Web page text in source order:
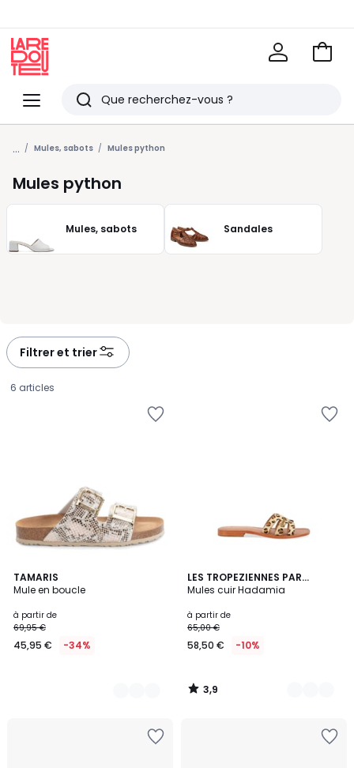
Menu
Redoute
Rechercher
Derniers
articles
vus
Voir
... Mules, sabots Mules python
Mules python
Mules, sabots Sandales
Filtrer et trier
6 articles
TAMARIS
Mule en boucle
Prix
à
partir
à partir de
69,95 €
45,95 € -34%
4
Couleurs
LES TROPEZIENNES PAR
M.BELARBI
Mules cuir Hadamia
à partir de
65,00 €
58,50 € -10%
3,9
/ 5
6
Couleurs
3,9
/